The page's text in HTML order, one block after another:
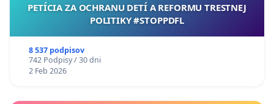
PETÍCIA ZA OCHRANU DETÍ A REFORMU TRESTNEJ
POLITIKY #STOPPDFL
8 537 podpisov
742 Podpisy / 30 dni
2 Feb 2026